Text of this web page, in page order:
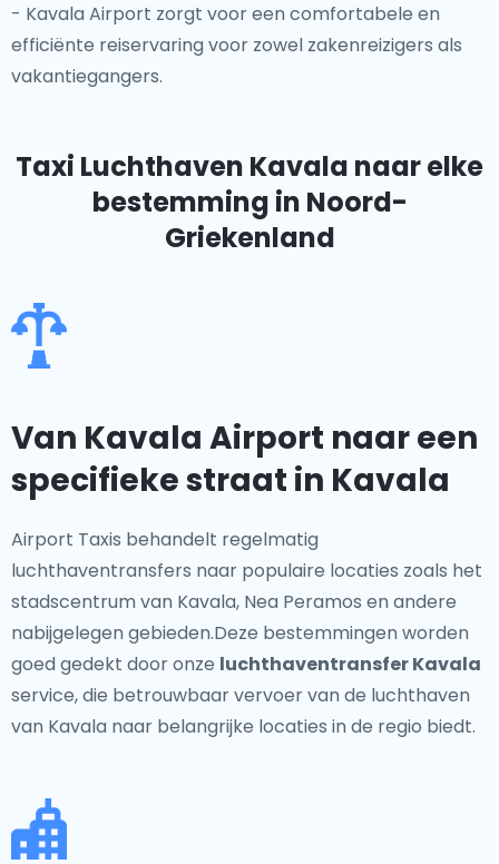
- Kavala Airport zorgt voor een comfortabele en
efficiënte reiservaring voor zowel zakenreizigers als
vakantiegangers.
Taxi Luchthaven Kavala naar elke
bestemming in Noord-
Griekenland
Van Kavala Airport naar een
specifieke straat in Kavala
Airport Taxis behandelt regelmatig
luchthaventransfers naar populaire locaties zoals het
stadscentrum van Kavala, Nea Peramos en andere
nabijgelegen gebieden.Deze bestemmingen worden
goed gedekt door onze luchthaventransfer Kavala
service, die betrouwbaar vervoer van de luchthaven
van Kavala naar belangrijke locaties in de regio biedt.